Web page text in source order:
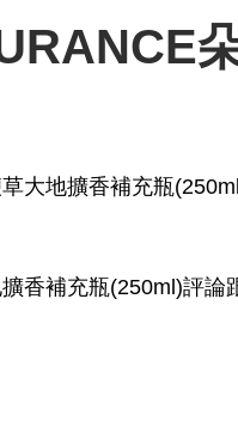
大地擴香補充瓶
香補充瓶(250ml)評論